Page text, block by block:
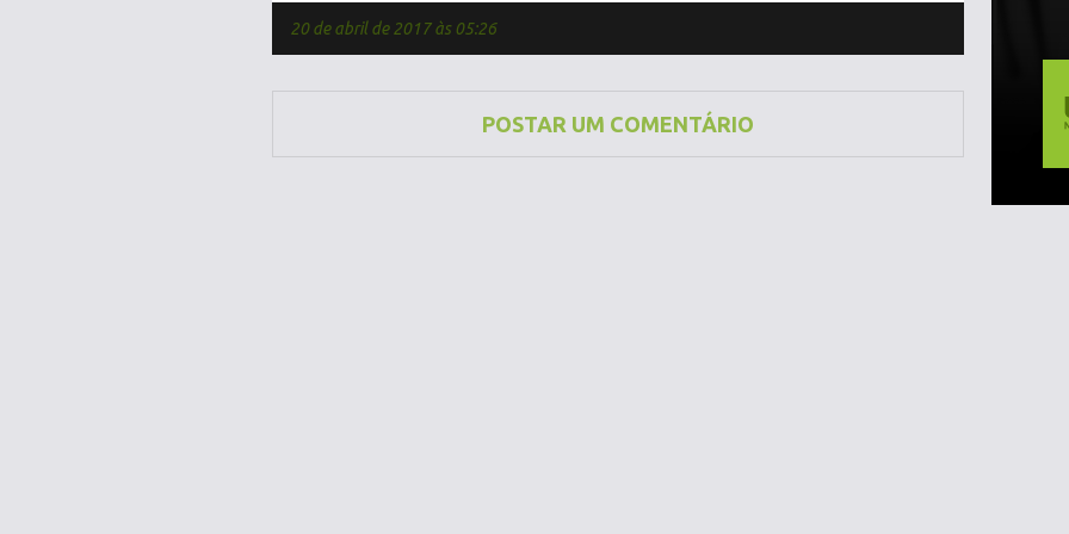
20 de abril de 2017 às 05:26
POSTAR UM COMENTÁRIO